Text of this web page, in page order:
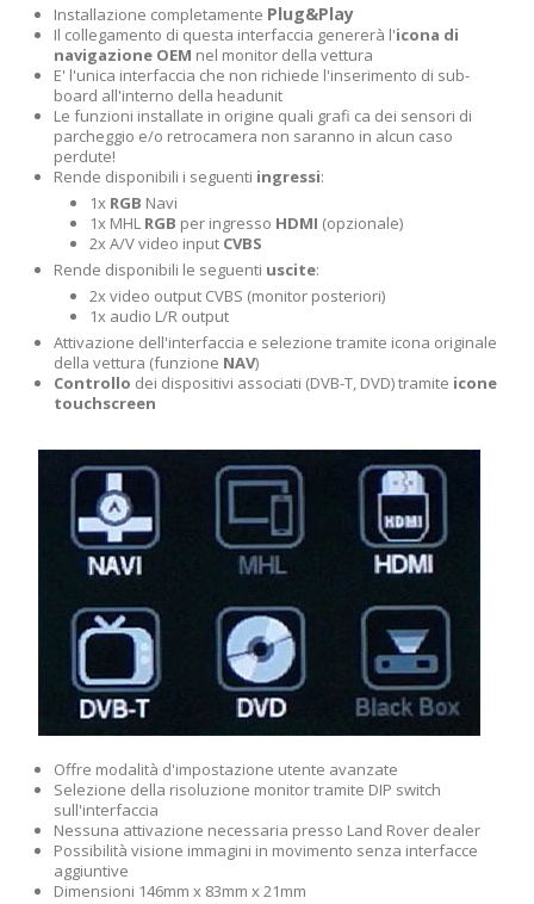
Installazione completamente Plug&Play
Il collegamento di questa interfaccia genererà l'icona di
navigazione OEM nel monitor della vettura
E' l'unica interfaccia che non richiede l'inserimento di sub-
board all'interno della headunit
Le funzioni installate in origine quali grafi ca dei sensori di
parcheggio e/o retrocamera non saranno in alcun caso
perdute!
Rende disponibili i seguenti ingressi:
1x RGB Navi
1x MHL RGB per ingresso HDMI (opzionale)
2x A/V video input CVBS
Rende disponibili le seguenti uscite:
2x video output CVBS (monitor posteriori)
1x audio L/R output
Attivazione dell'interfaccia e selezione tramite icona originale
della vettura (funzione NAV)
Controllo dei dispositivi associati (DVB-T, DVD) tramite icone
touchscreen
Offre modalità d'impostazione utente avanzate
Selezione della risoluzione monitor tramite DIP switch
sull'interfaccia
Nessuna attivazione necessaria presso Land Rover dealer
Possibilità visione immagini in movimento senza interfacce
aggiuntive
Dimensioni 146mm x 83mm x 21mm